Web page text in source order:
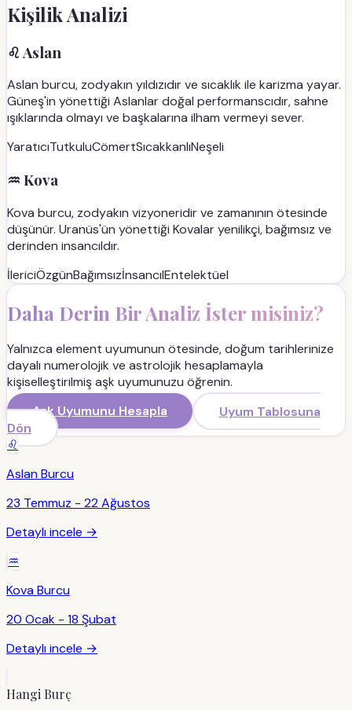
Kişilik Analizi
♌ Aslan
Aslan burcu, zodyakın yıldızıdır ve sıcaklık ile karizma yayar.
Güneş'in yönettiği Aslanlar doğal performanscıdır, sahne
ışıklarında olmayı ve başkalarına ilham vermeyi sever.
YaratıcıTutkuluCömertSıcakkanlıNeşeli
♒ Kova
Kova burcu, zodyakın vizyoneridir ve zamanının ötesinde
düşünür. Uranüs'ün yönettiği Kovalar yenilikçi, bağımsız ve
derinden insancıldır.
İlericiÖzgünBağımsızİnsancılEntelektüel
Daha Derin Bir Analiz İster misiniz?
Yalnızca element uyumunun ötesinde, doğum tarihlerinize
dayalı numerolojik ve astrolojik hesaplamayla
kişiselleştirilmiş aşk uyumunuzu öğrenin.
Aşk Uyumunu Hesapla
Uyum Tablosuna
Dön
♌
AslanBurcu
23 Temmuz - 22 Ağustos
Detaylı incele →
♒
KovaBurcu
20 Ocak - 18 Şubat
Detaylı incele →
Hangi Burç